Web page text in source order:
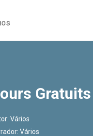
Vários
Vários